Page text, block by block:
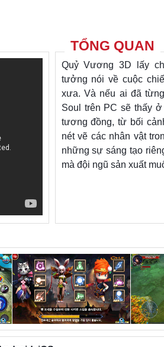
TỔNG QUAN
Quỷ Vương 3D lấy
tưởng nói về cuộc
xưa. Và nếu ai đã
Soul trên PC sẽ thấy
tương đồng, từ bối
nét vẽ các nhân vật
những sự sáng tạo
mà đội ngũ sản xuất